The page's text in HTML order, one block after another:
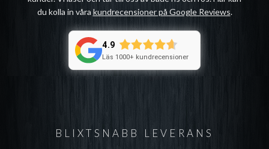
BLIXTSNABB LEVERANS
du kolla in våra kundrecensioner på Google Reviews.
4.9
Läs 1000+ kundrecensioner